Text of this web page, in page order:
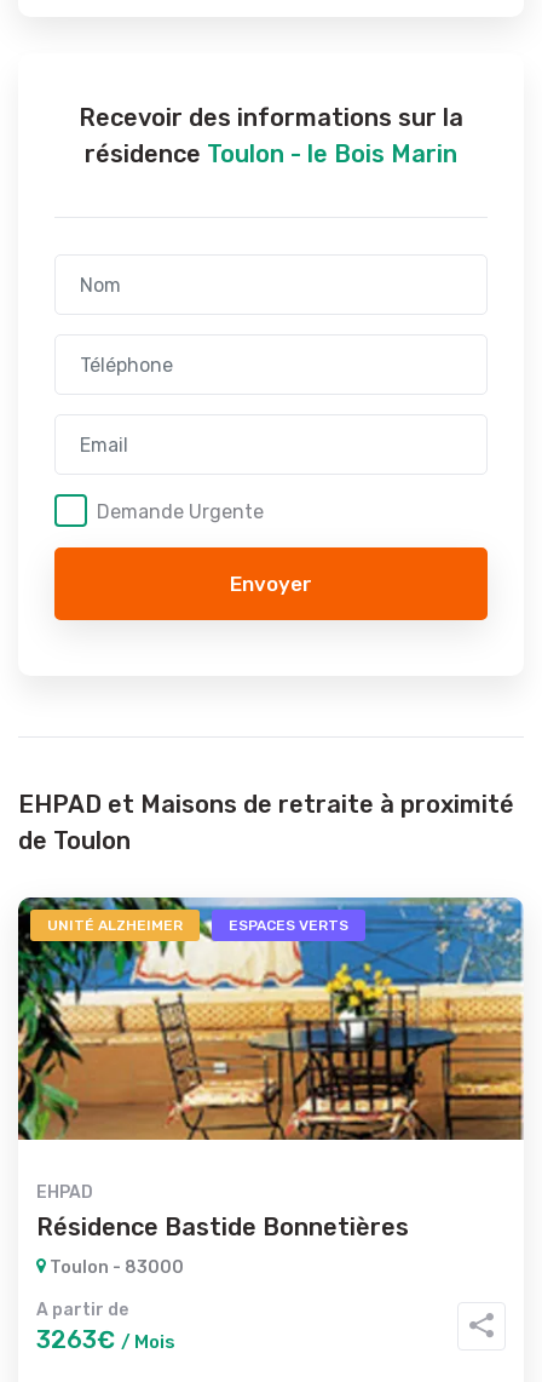
Recevoir des informations sur la
résidence Toulon - le Bois Marin
Demande Urgente
Envoyer
EHPAD et Maisons de retraite à proximité
de Toulon
UNITÉ ALZHEIMER ESPACES VERTS
EHPAD
Résidence Bastide Bonnetières
Toulon - 83000
A partir de
3263€ / Mois